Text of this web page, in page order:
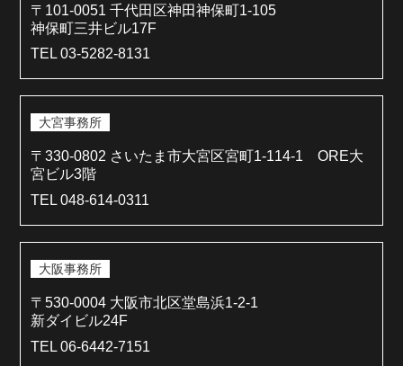
〒101-0051 千代田区神田神保町1-105
神保町三井ビル17F
TEL 03-5282-8131
大宮事務所
〒330-0802 さいたま市大宮区宮町1-114-1 ORE大
宮ビル3階
TEL 048-614-0311
大阪事務所
〒530-0004 大阪市北区堂島浜1-2-1
新ダイビル24F
TEL 06-6442-7151